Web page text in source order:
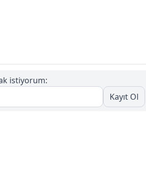
istiyorum:
Kayıt Ol